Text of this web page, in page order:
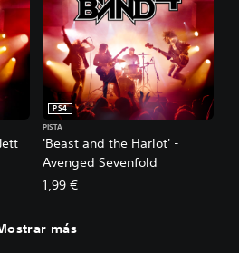
'Beast and the Harlot' -
Avenged Sevenfold
PS4
PISTA
1,99 €
más